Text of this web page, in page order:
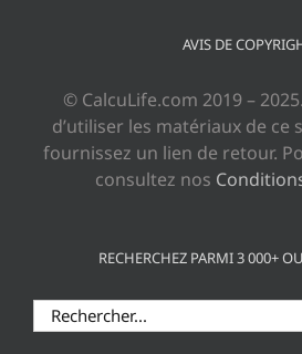
AVIS DE
© CalcuLife.com 2019 –
d’utiliser les matériaux de ce
fournissez un lien de retour.
consultez nos
RECHERCHEZ PARMI 3 000+
Rechercher: